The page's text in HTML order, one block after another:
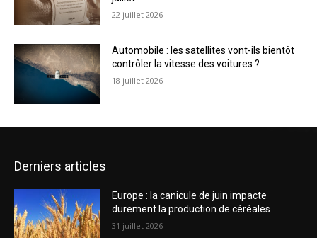
22 juillet 2026
Automobile : les satellites vont-ils bientôt
contrôler la vitesse des voitures ?
18 juillet 2026
Derniers articles
Europe : la canicule de juin impacte
durement la production de céréales
31 juillet 2026